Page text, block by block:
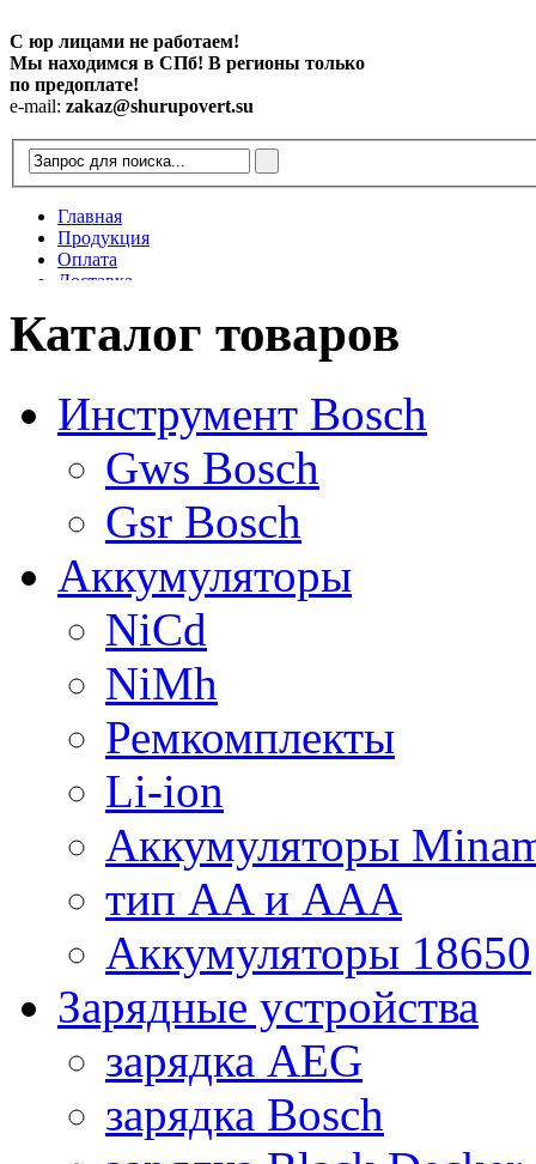
С юр лицами не работаем!
Мы находимся в СПб! В регионы только
по предоплате!
e-mail: zakaz@shurupovert.su
Главная
Продукция
Оплата
Доставка
Статьи
Каталог товаров
Инструмент Bosch
Gws Bosch
Gsr Bosch
Аккумуляторы
NiCd
NiMh
Ремкомплекты
Li-ion
Аккумуляторы
тип AA и AAA
Аккумуляторы 18650
Зарядные устройства
зарядка AEG
зарядка Bosch